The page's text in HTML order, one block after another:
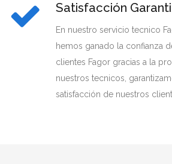
Satisfacción
En nuestro servicio tecnico
hemos ganado la confianza
clientes Fagor gracias a la
nuestros tecnicos,
satisfacción de nuestros